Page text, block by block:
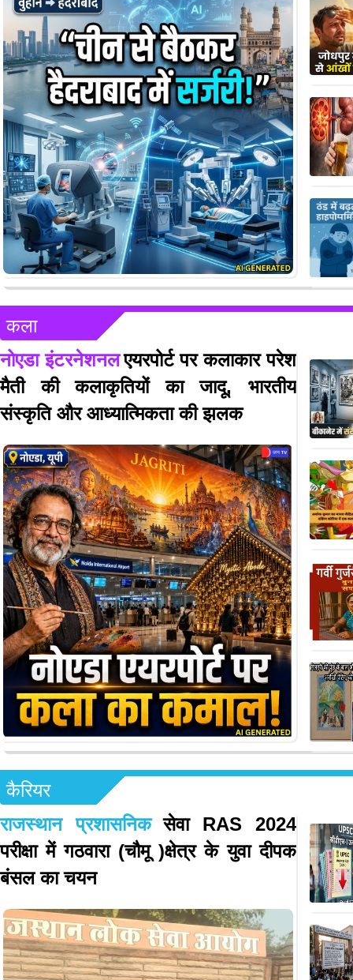
कला
नोएडा इंटरनेशनलएयरपोर्ट पर कलाकार परेश
मैती की कलाकृतियों का जादू, भारतीय
संस्कृति और आध्यात्मिकता की झलक
कैरियर
राजस्थान प्रशासनिक सेवा RAS 2024
परीक्षा में गठवारा (चौमू )क्षेत्र के युवा दीपक
बंसल का चयन